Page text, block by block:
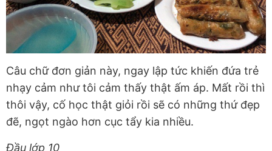
Câu chữ đơn giản này, ngay lập tức khiến đứa trẻ
nhạy cảm như tôi cảm thấy thật ấm áp. Mất rồi thì
thôi vậy, cố học thật giỏi rồi sẽ có những thứ đẹp
đẽ, ngọt ngào hơn cục tẩy kia nhiều.
Đầu lớp 10